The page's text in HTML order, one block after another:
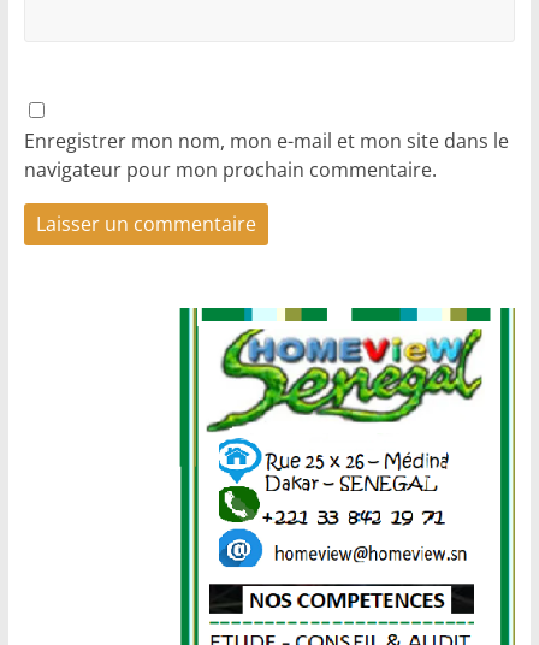
Enregistrer mon nom, mon e-mail et mon site dans le
navigateur pour mon prochain commentaire.